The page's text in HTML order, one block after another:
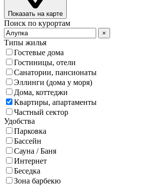
Показать на карте
Поиск по курортам
×
Типы жилья
Гостевые дома
Гостиницы, отели
Санатории, пансионаты
Эллинги (дома у моря)
Дома, коттеджи
Квартиры, апартаменты
Частный сектор
Удобства
Парковка
Бассейн
Сауна / Баня
Интернет
Беседка
Зона барбекю